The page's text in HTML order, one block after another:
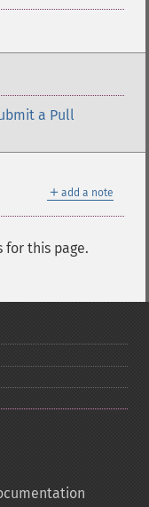
a Pull
＋ add a note
for this page.